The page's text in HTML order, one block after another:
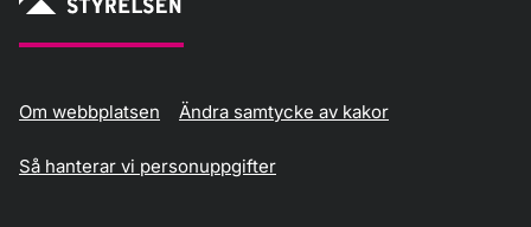
Om webbplatsen Ändra samtycke av kakor
Så hanterar vi personuppgifter